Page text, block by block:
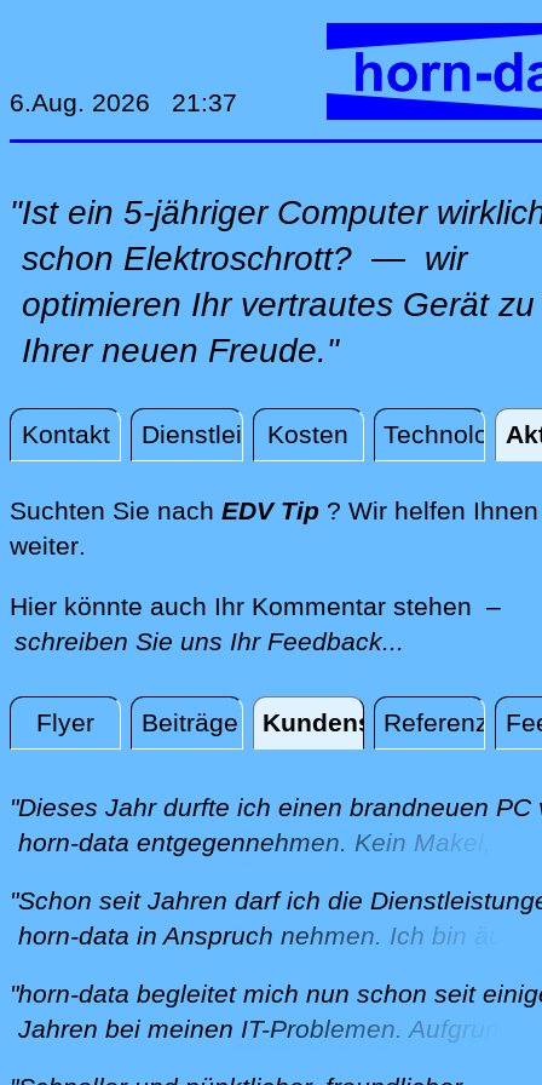
6.Aug. 2026 21:37
"Ist ein 5-jähriger Computer
schon Elektroschrott? — wir
optimieren Ihr vertrautes Gerät zu
Ihrer neuen Freude."
Kontakt Dienstleistungen
Kosten Technologie
Aktuelles
Suchten Sie nach EDV Tip ? Wir helfen
weiterdirekt an Ihrem Standort, per
.
Hier könnte auch Ihr Kommentar stehen –
schreiben Sie uns Ihr Feedback...
Flyer Beiträge Kundenstimmen
Referenzen
Kundenstimmen
"Dieses Jahr durfte ich einen brandneuen PC
horn-data entgegennehmen. Kein Makel,
mir wünsche. Auch bei Problemen hilft er
und kompetent. Ich bin sehr zufrieden."
B. aus Lengnau am 01.12.2025
"Schon seit Jahren darf ich die
horn-data in Anspruch nehmen. Ich bin
zeitnahen, Beratungen. Herr Horn ist sehr
kompetent und hilfsbereit. Ich schätze seine
geduldige Art und die grosse Unterstützung.
"horn-data begleitet mich nun schon seit
Jahren bei meinen IT-Problemen. Aufgrund